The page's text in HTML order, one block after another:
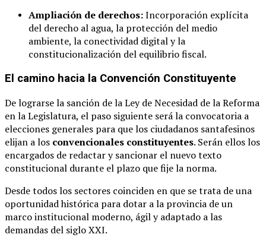
Ampliación de derechos:Incorporación explícita
del derecho al agua, la protección del medio
ambiente, la conectividad digital y la
constitucionalización del equilibrio fiscal.
El camino hacia la Convención Constituyente
De lograrse la sanción de la Ley de Necesidad de la Reforma
en la Legislatura, el paso siguiente será la convocatoria a
elecciones generales para que los ciudadanos santafesinos
elijan a los convencionales constituyentes. Serán ellos los
encargados de redactar y sancionar el nuevo texto
constitucional durante el plazo que fije la norma.
Desde todos los sectores coinciden en que se trata de una
oportunidad histórica para dotar a la provincia de un
marco institucional moderno, ágil y adaptado a las
demandas del siglo XXI.